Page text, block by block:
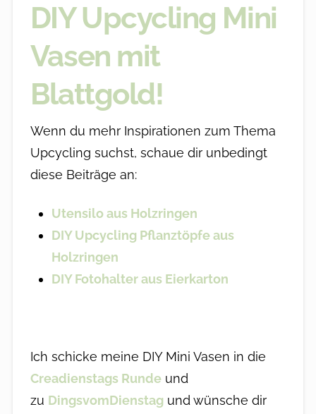
DIY Upcycling Mini
Vasen mit
Blattgold!
Wenn du mehr Inspirationen zum Thema
Upcycling suchst, schaue dir unbedingt
diese Beiträge an:
Utensilo aus Holzringen
DIY Upcycling Pflanztöpfe aus
Holzringen
DIY Fotohalter aus Eierkarton
Ich schicke meine DIY Mini Vasen in die
Creadienstags Rundeund
zu DingsvomDienstagund wünsche dir